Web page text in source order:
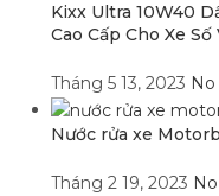
Kixx Ultra 10W40
Cao Cấp Cho Xe Số
Tháng 5 13, 2023
Nước rửa xe
Tháng 2 19, 2023